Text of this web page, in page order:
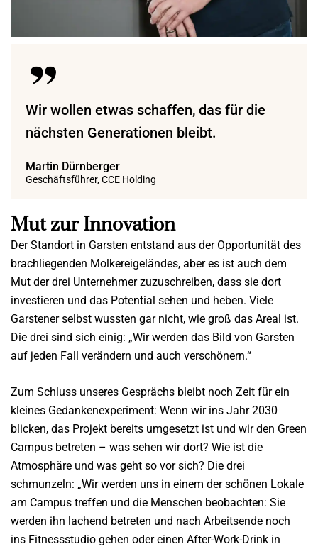
Wir wollen etwas schaffen, das für die
nächsten Generationen bleibt.
Martin Dürnberger
Geschäftsführer, CCE Holding
Mut zur Innovation
Der Standort in Garsten entstand aus der Opportunität des
brachliegenden Molkereigeländes, aber es ist auch dem
Mut der drei Unternehmer zuzuschreiben, dass sie dort
investieren und das Potential sehen und heben. Viele
Garstener selbst wussten gar nicht, wie groß das Areal ist.
Die drei sind sich einig: „Wir werden das Bild von Garsten
auf jeden Fall verändern und auch verschönern.“
Zum Schluss unseres Gesprächs bleibt noch Zeit für ein
kleines Gedankenexperiment: Wenn wir ins Jahr 2030
blicken, das Projekt bereits umgesetzt ist und wir den Green
Campus betreten – was sehen wir dort? Wie ist die
Atmosphäre und was geht so vor sich? Die drei
schmunzeln: „Wir werden uns in einem der schönen Lokale
am Campus treffen und die Menschen beobachten: Sie
werden ihn lachend betreten und nach Arbeitsende noch
ins Fitnessstudio gehen oder einen After-Work-Drink in